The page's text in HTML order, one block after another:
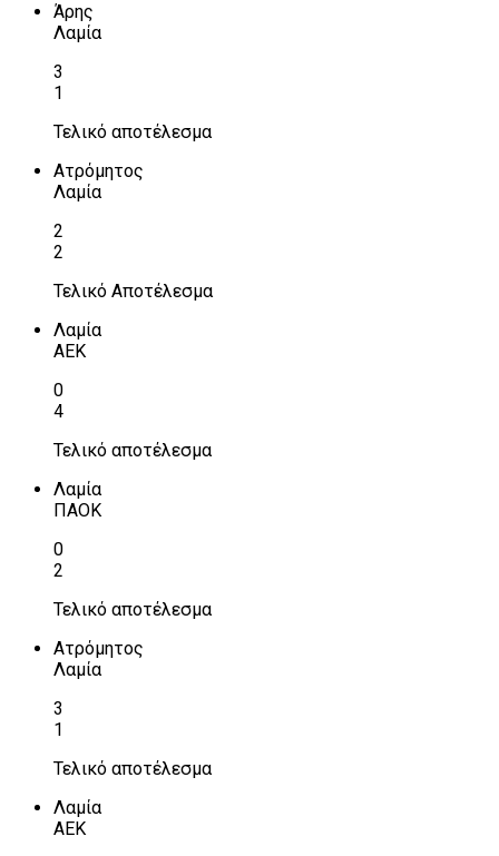
Άρης
Λαμία
3
1
Τελικό αποτέλεσμα
Ατρόμητος
Λαμία
2
2
Τελικό Αποτέλεσμα
Λαμία
ΑΕΚ
0
4
Τελικό αποτέλεσμα
Λαμία
ΠΑΟΚ
0
2
Τελικό αποτέλεσμα
Ατρόμητος
Λαμία
3
1
Τελικό αποτέλεσμα
Λαμία
ΑΕΚ